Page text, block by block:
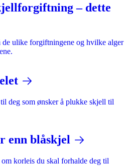
– dette
ulike forgiftningene og hvilke alger
deg som ønsker å plukke skjell til
enn blåskjel
korleis du skal forhalde deg til